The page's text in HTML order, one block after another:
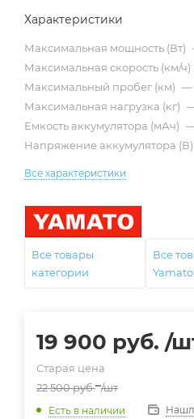
Характеристики
Максимальная мощность (Вт)
Максимальная скорость (км/ч)
Максимальный пробег (км) —
Максимальная нагрузка (кг)
Емкость аккумулятора (мАч)
Напряжение аккумулятора (В)
Все характеристики
Все товары
категории
Все
Yamato
19 900 руб. /
Старая цена
22 500руб. /шт
Есть в наличии